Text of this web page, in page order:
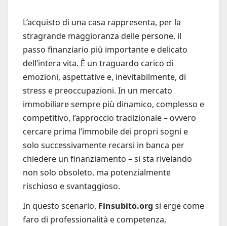
L’acquisto di una casa rappresenta, per la
stragrande maggioranza delle persone, il
passo finanziario più importante e delicato
dell’intera vita. È un traguardo carico di
emozioni, aspettative e, inevitabilmente, di
stress e preoccupazioni. In un mercato
immobiliare sempre più dinamico, complesso e
competitivo, l’approccio tradizionale – ovvero
cercare prima l’immobile dei propri sogni e
solo successivamente recarsi in banca per
chiedere un finanziamento – si sta rivelando
non solo obsoleto, ma potenzialmente
rischioso e svantaggioso.
In questo scenario, Finsubito.org si erge come
faro di professionalità e competenza,